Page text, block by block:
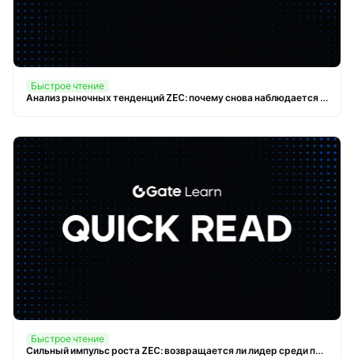
Быстрое чтение
Анализ рыночных тенденций ZEC: почему снова наблюдается рост приватных монет?
Быстрое чтение
Сильный импульс роста ZEC: возвращается ли лидер среди приватных криптовалют?